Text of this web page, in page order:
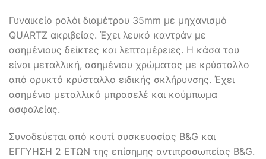
Γυναικείο ρολόι διαμέτρου 35mm με μηχανισμό
QUARTZ ακριβείας. Έχει λευκό καντράν με
ασημένιους δείκτες και λεπτομέρειες. Η κάσα του
είναι μεταλλική, ασημένιου χρώματος με κρύσταλλο
από ορυκτό κρύσταλλο ειδικής σκλήρυνσης. Έχει
ασημένιο μεταλλικό μπρασελέ και κούμπωμα
ασφαλείας.
Συνοδεύεται από κουτί συσκευασίας B&G και
ΕΓΓΥΗΣΗ 2 ΕΤΩΝ της επίσημης αντιπροσωπείας B&G.